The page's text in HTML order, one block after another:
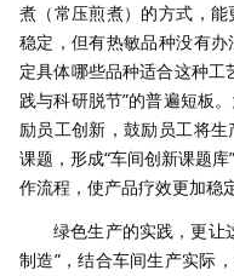
煮（常压煎煮）的方式，
稳定，但有热敏品种没有
定具体哪些品种适合这种工
践与科研脱节”的普遍短板
励员工创新，鼓励员工将
课题，形成“车间创新课题
作流程，使产品疗效更加稳定
绿色生产的实践，更让
制造”，结合车间生产实际